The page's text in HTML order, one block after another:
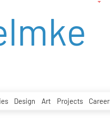
Design Art Projects